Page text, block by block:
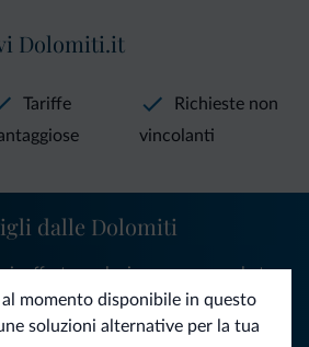
al momento disponibile in questo
soluzioni alternative per la tua
Dolomiti.it
Tariffe
Richieste non
vincolanti
dalle Dolomiti
offerte esclusive e news per la tua
nelle Dolomiti.